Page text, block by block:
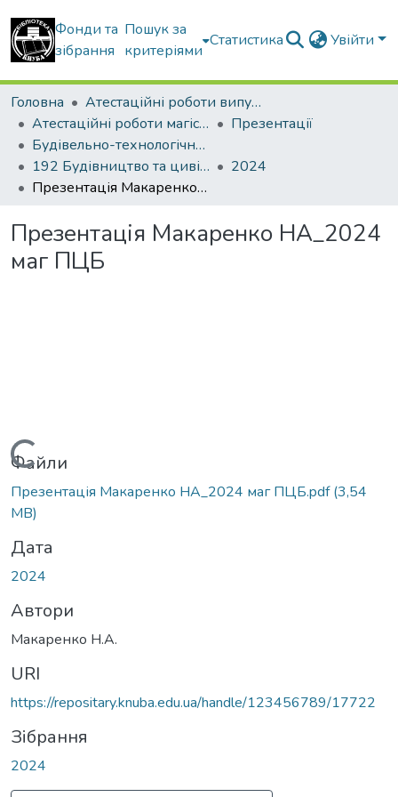
Фонди та
зібрання
Пошук за
критеріями
Статистика Увійти
Головна
Атестаційні роботи випускників
Атестаційні роботи магістрів
Презентації
Будівельно-технологічний факультет
192 Будівництво та цивільна інженерія. Технології будівельних конструкцій, виробів і матеріалів
2024
Презентація Макаренко НА_2024 маг ПЦБ
Презентація Макаренко НА_2024
маг ПЦБ
Вантажиться...
Файли
Презентація Макаренко НА_2024 маг ПЦБ.pdf(3,54
MB)
Дата
2024
Автори
Макаренко Н.А.
URI
https://repositary.knuba.edu.ua/handle/123456789/17722
Зібрання
2024